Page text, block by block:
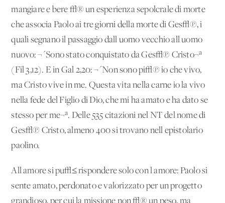
mangiare e bere √® un'esperienza sepolcrale di morte
che associa Paolo ai tre giorni della morte di Ges√π, i
quali segnano il passaggio dall'uomo vecchio all'uomo
nuovo: ¬´Sono stato conquistato da Ges√π Cristo¬ª
(Fil 3,12). E in Gal 2,20: ¬´Non sono pi√π io che vivo,
ma Cristo vive in me. Questa vita nella carne io la vivo
nella fede del Figlio di Dio, che mi ha amato e ha dato se
stesso per me¬ª. Delle 535 citazioni nel NT del nome di
Ges√π Cristo, almeno 400 si trovano nell'epistolario
paolino.
All'amore si pu√≤ rispondere solo con l'amore: Paolo si
sente amato, perdonato e valorizzato per un progetto
grandioso, per cui la missione non √® un peso, ma